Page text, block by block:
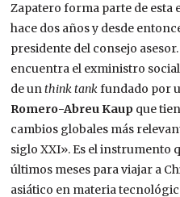
Zapatero forma parte de esta
hace dos años y desde
presidente del consejo
encuentra el exministro
de unthink tankfundado por
Romero-Abreu Kaup que
cambios globales más
siglo XXI». Es el instrumento
últimos meses para viajar a
asiático en materia